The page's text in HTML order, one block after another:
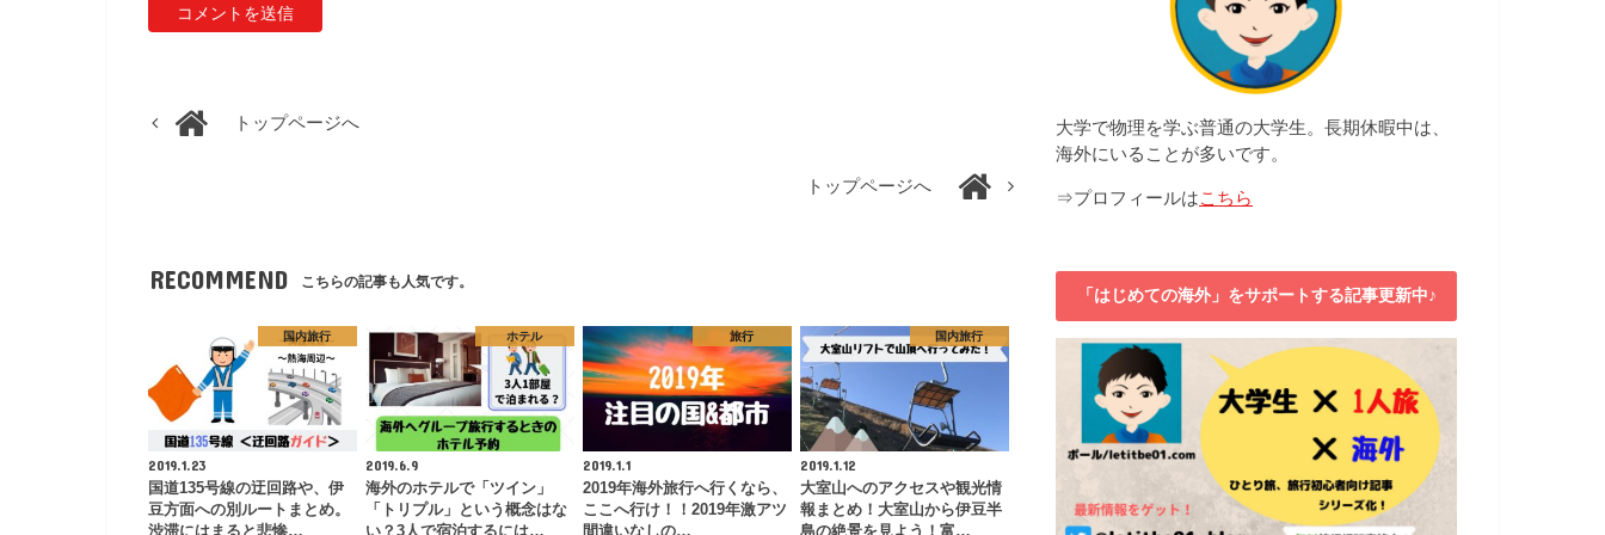
トップページへ
トップページへ
RECOMMEND こちらの記事も人気です。
国内旅行
2019.1.23
国道135号線の迂回路や、伊
豆方面への別ルートまとめ。
渋滞にはまると悲惨…
ホテル
2019.6.9
海外のホテルで「ツイン」
「トリプル」という概念はな
い？3人で宿泊するには…
旅行
2019.1.1
2019年海外旅行へ行くなら、
ここへ行け！！2019年激アツ
間違いなしの…
国内旅行
2019.1.12
大室山へのアクセスや観光情
報まとめ！大室山から伊豆半
島の絶景を見よう！富…
大学で物理を学ぶ普通の大学生。長期休暇中は、
海外にいることが多いです。
⇒プロフィールはこちら
「はじめての海外」をサポートする記事更新中♪